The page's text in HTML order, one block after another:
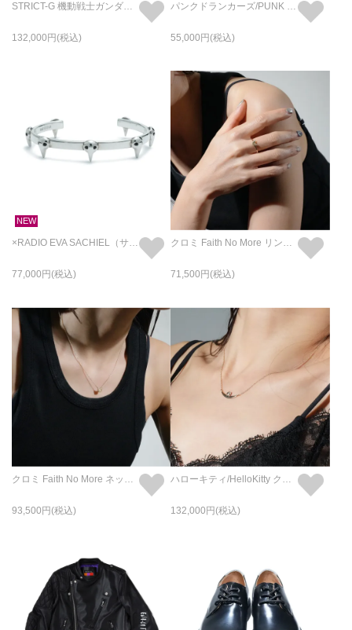
STRICT-G 機動戦士ガンダム V作戦 勾玉 フック キーホルダー・キーチェーン SILVER925
132,000
パンクドランカーズ/PUNK DRUNKERS あいつ フェイスリング ハーフ SILVER925 / 指輪
55,000
NEW
×RADIO EVA SACHIEL（サキエル） フェイス バングル/ブレスレット
77,000
クロミ Faith No More リング - K10イエローゴールド
71,500
クロミ Faith No More ネックレス - K10イエローゴールド
93,500
ハローキティ/HelloKitty クレセントムーン ラック ネックレス - K10イエローゴールド
132,000